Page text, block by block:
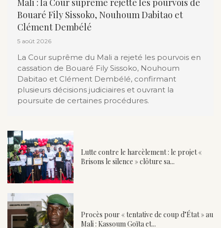
Mali : la Cour suprême rejette les pourvois de
Bouaré Fily Sissoko, Nouhoum Dabitao et
Clément Dembélé
5 août 2026
La Cour suprême du Mali a rejeté les pourvois en
cassation de Bouaré Fily Sissoko, Nouhoum
Dabitao et Clément Dembélé, confirmant
plusieurs décisions judiciaires et ouvrant la
poursuite de certaines procédures.
Lutte contre le harcèlement : le projet «
Brisons le silence » clôture sa...
Procès pour « tentative de coup d’État » au
Mali : Kassoum Goïta et...